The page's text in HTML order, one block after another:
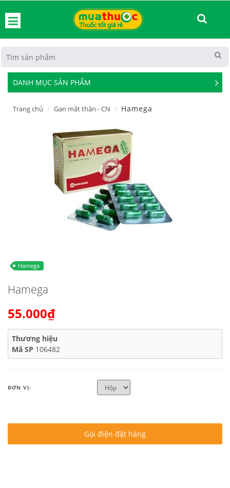
DANH MỤC SẢN PHẨM
See
Trang chủ Gan mật thận - CN Hamega
Hamega
Hamega
55.000₫
Thương hiệu
Mã SP 106482
ĐƠN VỊ:
Gọi điện đặt hàng